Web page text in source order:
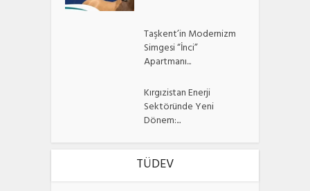
Taşkent’in Modernizm
Simgesi “İnci”
Apartmanı...
Kırgızistan Enerji
Sektöründe Yeni
Dönem:...
TÜDEV